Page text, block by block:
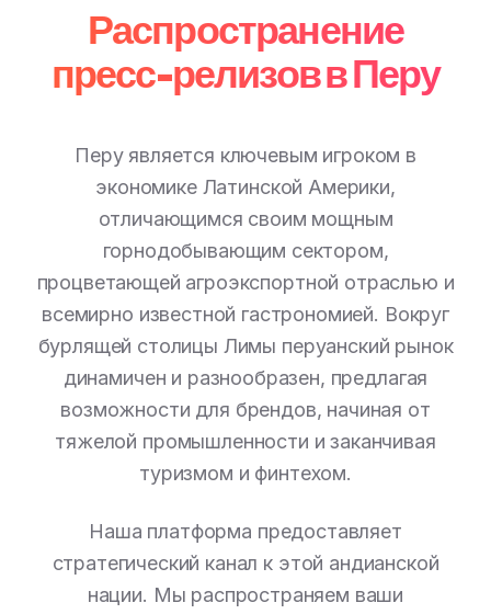
Распространение
пресс-релизов в Перу
Перу является ключевым игроком в
экономике Латинской Америки,
отличающимся своим мощным
горнодобывающим сектором,
процветающей агроэкспортной отраслью и
всемирно известной гастрономией. Вокруг
бурлящей столицы Лимы перуанский рынок
динамичен и разнообразен, предлагая
возможности для брендов, начиная от
тяжелой промышленности и заканчивая
туризмом и финтехом.
Наша платформа предоставляет
стратегический канал к этой андианской
нации. Мы распространяем ваши